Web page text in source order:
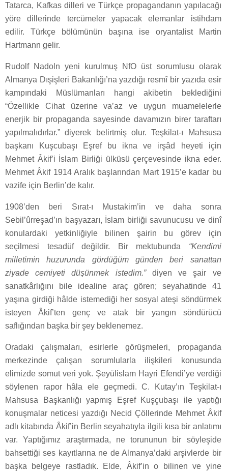
Tatarca, Kafkas dilleri ve Türkçe propagandanın yapılacağı
yöre dillerinde tercümeler yapacak elemanlar istihdam
edilir. Türkçe bölümünün başına ise oryantalist Martin
Hartmann gelir.
Rudolf Nadoln yeni kurulmuş NfO üst sorumlusu olarak
Almanya Dışişleri Bakanlığı’na yazdığı resmî bir yazıda esir
kampındaki Müslümanları hangi akibetin beklediğini
“Özellikle Cihat üzerine va’az ve uygun muamelelerle
enerjik bir propaganda sayesinde davamızın birer taraftarı
yapılmalıdırlar.” diyerek belirtmiş olur. Teşkilat-ı Mahsusa
başkanı Kuşcubaşı Eşref bu ikna ve irşâd heyeti için
Mehmet Âkif’i İslam Birliği ülküsü çerçevesinde ikna eder.
Mehmet Âkif 1914 Aralık başlarından Mart 1915’e kadar bu
vazife için Berlin’de kalır.
1908’den beri Sırat-ı Mustakim’in ve daha sonra
Sebil’ûrreşad’ın başyazarı, İslam birliği savunucusu ve dinî
konulardaki yetkinliğiyle bilinen şairin bu görev için
seçilmesi tesadüf değildir. Bir mektubunda “Kendimi
milletimin huzurunda gördüğüm günden beri sanattan
ziyade cemiyeti düşünmek istedim.”diyen ve şair ve
sanatkârlığını bile idealine araç gören; seyahatinde 41
yaşına girdiği hâlde istemediği her sosyal ateşi söndürmek
isteyen Âkif’ten genç ve atak bir yangın söndürücü
saflığından başka bir şey beklenemez.
Oradaki çalışmaları, esirlerle görüşmeleri, propaganda
merkezinde çalışan sorumlularla ilişkileri konusunda
elimizde somut veri yok. Şeyülislam Hayri Efendi’ye verdiği
söylenen rapor hâla ele geçmedi. C. Kutay’ın Teşkilat-ı
Mahsusa Başkanlığı yapmış Eşref Kuşçubaşı ile yaptığı
konuşmalar neticesi yazdığı Necid Çöllerinde Mehmet Âkif
adlı kitabında Âkif’in Berlin seyahatıyla ilgili kısa bir anlatımı
var. Yaptığımız araştırmada, ne torununun bir söyleşide
bahsettiği ses kayıtlarına ne de Almanya’daki arşivlerde bir
başka belgeye rastladık. Elde, Âkif’in o bilinen ve yine